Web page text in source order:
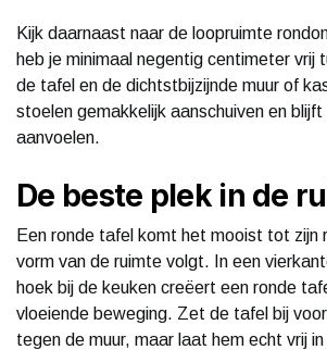
Kijk daarnaast naar de loopruimte
heb je minimaal negentig centimeter vrij
de tafel en de dichtstbijzijnde muur of
stoelen gemakkelijk aanschuiven en
aanvoelen.
De beste plek in de
Een ronde tafel komt het mooist tot zijn
vorm van de ruimte volgt. In een
hoek bij de keuken creëert een ronde
vloeiende beweging. Zet de tafel bij
tegen de muur, maar laat hem echt vrij